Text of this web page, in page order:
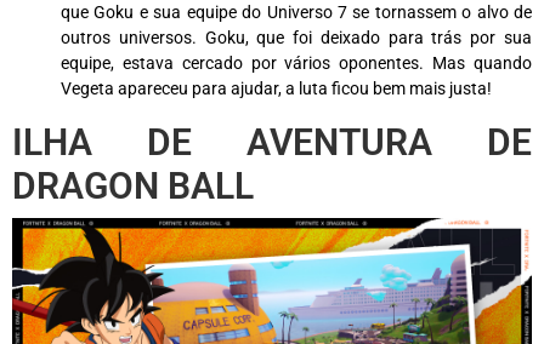
que Goku e sua equipe do Universo 7 se tornassem o alvo de
outros universos. Goku, que foi deixado para trás por sua
equipe, estava cercado por vários oponentes. Mas quando
Vegeta apareceu para ajudar, a luta ficou bem mais justa!
ILHA DE AVENTURA DE
DRAGON BALL